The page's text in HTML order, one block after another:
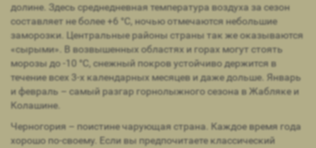
долине. Здесь среднедневная температура воздуха за сезон
составляет не более +6 °С, ночью отмечаются небольшие
заморозки. Центральные районы страны так же оказываются
«сырыми». В возвышенных областях и горах могут стоять
морозы до -10 °С, снежный покров устойчиво держится в
течение всех 3-х календарных месяцев и даже дольше. Январь
и февраль – самый разгар горнолыжного сезона в Жабляке и
Колашине.
Черногория – поистине чарующая страна. Каждое время года
хорошо по-своему. Если вы предпочитаете классический